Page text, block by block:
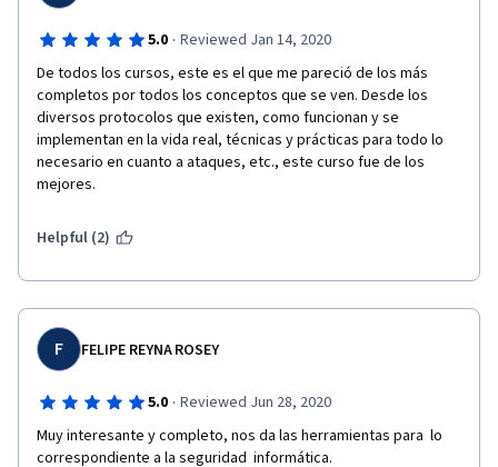
5.0 · Reviewed Jan 14, 2020
De todos los cursos, este es el que me pareció de los más
completos por todos los conceptos que se ven. Desde los
diversos protocolos que existen, como funcionan y se
implementan en la vida real, técnicas y prácticas para todo lo
necesario en cuanto a ataques, etc., este curso fue de los
mejores.
Helpful (2)
F FELIPE REYNA ROSEY
5.0 · Reviewed Jun 28, 2020
Muy interesante y completo, nos da las herramientas para  lo
correspondiente a la seguridad  informática.